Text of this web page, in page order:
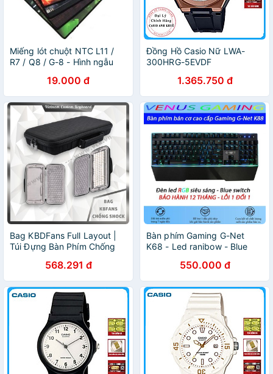
Miếng lót chuột NTC L11 /
R7 / Q8 / G-8 - Hình ngẫu
19.000 đ
Đồng Hồ Casio Nữ LWA-
300HRG-5EVDF
1.365.750 đ
Bag KBDFans Full Layout |
Túi Đựng Bàn Phím Chống
Nước | Lót Nhung | Cặp
Đựng Phím | VCK
568.291 đ
Bàn phím Gaming G-Net
K68 - Led ranibow - Blue
Màu đen - Bảo hành 12
tháng
550.000 đ